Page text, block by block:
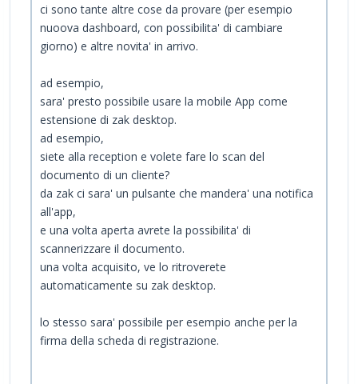
ci sono tante altre cose da provare (per esempio
nuoova dashboard, con possibilita' di cambiare
giorno) e altre novita' in arrivo.
ad esempio,
sara' presto possibile usare la mobile App come
estensione di zak desktop.
ad esempio,
siete alla reception e volete fare lo scan del
documento di un cliente?
da zak ci sara' un pulsante che mandera' una notifica
all'app,
e una volta aperta avrete la possibilita' di
scannerizzare il documento.
una volta acquisito, ve lo ritroverete
automaticamente su zak desktop.
lo stesso sara' possibile per esempio anche per la
firma della scheda di registrazione.